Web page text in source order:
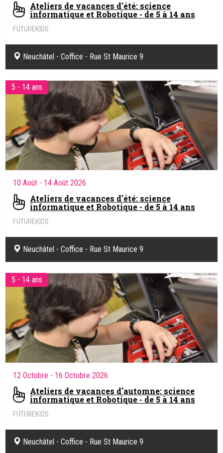
Ateliers de vacances d'été: science
informatique et Robotique - de 5 à 14 ans
FUTUREKIDS
Neuchâtel - Coffice - Rue St Maurice 9
5 - 14 ans
10 Août - 14 Août 2026
Ateliers de vacances d'été: science
informatique et Robotique - de 5 à 14 ans
FUTUREKIDS
Neuchâtel - Coffice - Rue St Maurice 9
5 - 14 ans
12 Octobre - 16 Octobre 2026
Ateliers de vacances d'automne: science
informatique et Robotique - de 5 à 14 ans
FUTUREKIDS
Neuchâtel - Coffice - Rue St Maurice 9